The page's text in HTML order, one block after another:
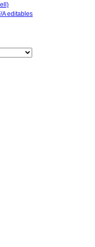
A editables